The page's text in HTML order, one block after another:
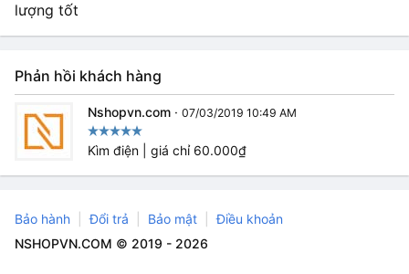
lượng tốt
Phản hồi khách hàng
Nshopvn.com · 07/03/2019 10:49 AM
Kìm điện | giá chỉ 60.000₫
Bảo hành Đổi trả Bảo mật
Điều khoản
NSHOPVN.COM © 2019 - 2026